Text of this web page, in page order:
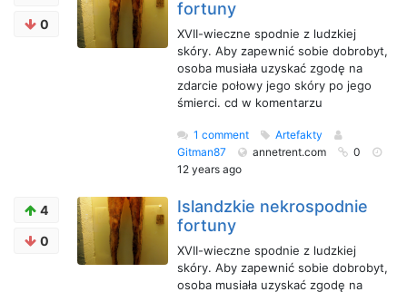
0
fortuny
XVII-wieczne spodnie z ludzkiej
skóry. Aby zapewnić sobie dobrobyt,
osoba musiała uzyskać zgodę na
zdarcie połowy jego skóry po jego
śmierci. cd w komentarzu
1 comment
Artefakty
Gitman87
annetrent.com
0
12 years ago
4
0
Islandzkie nekrospodnie
fortuny
XVII-wieczne spodnie z ludzkiej
skóry. Aby zapewnić sobie dobrobyt,
osoba musiała uzyskać zgodę na